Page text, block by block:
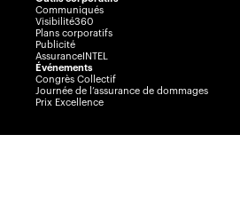
Communiqués
Visibilité360
Plans corporatifs
Publicité
AssuranceINTEL
Événements
Congrès Collectif
Journée de l’assurance de dommages
Prix Excellence